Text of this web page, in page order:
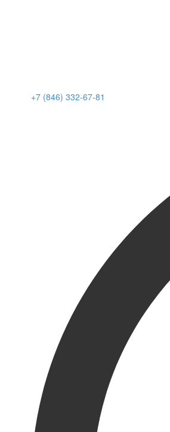
+7 (846) 332-67-81